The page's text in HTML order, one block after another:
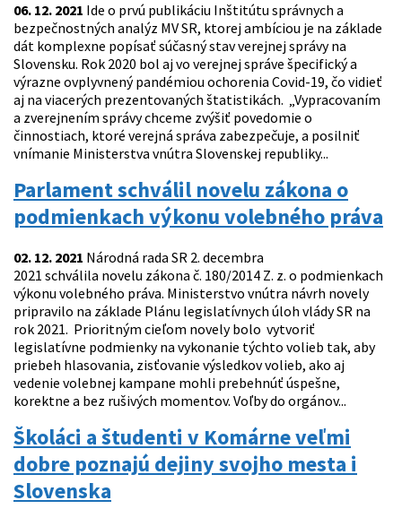
06. 12. 2021 Ide o prvú publikáciu Inštitútu správnych a
bezpečnostných analýz MV SR, ktorej ambíciou je na základe
dát komplexne popísať súčasný stav verejnej správy na
Slovensku. Rok 2020 bol aj vo verejnej správe špecifický a
výrazne ovplyvnený pandémiou ochorenia Covid-19, čo vidieť
aj na viacerých prezentovaných štatistikách. „Vypracovaním
a zverejnením správy chceme zvýšiť povedomie o
činnostiach, ktoré verejná správa zabezpečuje, a posilniť
vnímanie Ministerstva vnútra Slovenskej republiky...
Parlament schválil novelu zákona o
podmienkach výkonu volebného práva
02. 12. 2021 Národná rada SR 2. decembra
2021 schválila novelu zákona č. 180/2014 Z. z. o podmienkach
výkonu volebného práva. Ministerstvo vnútra návrh novely
pripravilo na základe Plánu legislatívnych úloh vlády SR na
rok 2021. Prioritným cieľom novely bolo vytvoriť
legislatívne podmienky na vykonanie týchto volieb tak, aby
priebeh hlasovania, zisťovanie výsledkov volieb, ako aj
vedenie volebnej kampane mohli prebehnúť úspešne,
korektne a bez rušivých momentov. Voľby do orgánov...
Školáci a študenti v Komárne veľmi
dobre poznajú dejiny svojho mesta i
Slovenska